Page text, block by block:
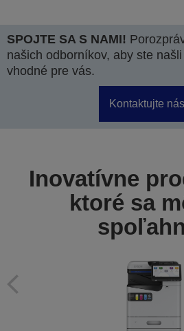
SPOJTE SA S NAMI!
našich odborníkov, aby ste
vhodné pre vás.
Kontaktujte nás
Inovatívne
ktoré sa